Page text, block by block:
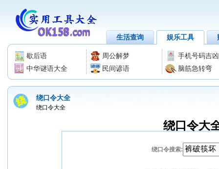
生活查询 娱乐工具
歇后语 周公解梦
手机号码吉凶
中华谜语大全
民间谚语 脑筋急转弯
绕口令大全
绕口令大全
绕口令大
绕口令搜索: